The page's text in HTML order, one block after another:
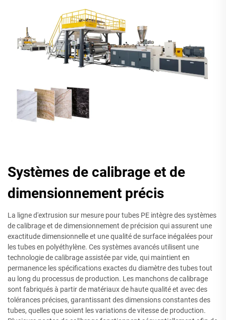
Systèmes de calibrage et de
dimensionnement précis
La ligne d'extrusion sur mesure pour tubes PE intègre des systèmes
de calibrage et de dimensionnement de précision qui assurent une
exactitude dimensionnelle et une qualité de surface inégalées pour
les tubes en polyéthylène. Ces systèmes avancés utilisent une
technologie de calibrage assistée par vide, qui maintient en
permanence les spécifications exactes du diamètre des tubes tout
au long du processus de production. Les manchons de calibrage
sont fabriqués à partir de matériaux de haute qualité et avec des
tolérances précises, garantissant des dimensions constantes des
tubes, quelles que soient les variations de vitesse de production.